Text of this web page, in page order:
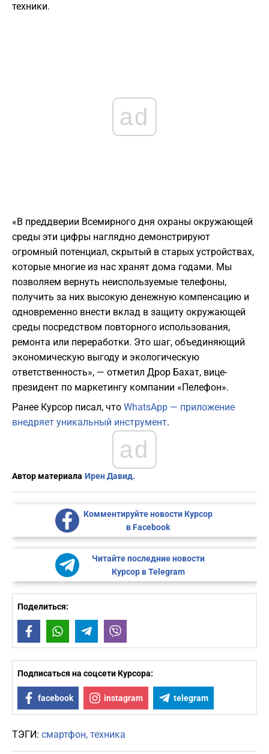
техники.
ad
«В преддверии Всемирного дня охраны окружающей
среды эти цифры наглядно демонстрируют
огромный потенциал, скрытый в старых устройствах,
которые многие из нас хранят дома годами. Мы
позволяем вернуть неиспользуемые телефоны,
получить за них высокую денежную компенсацию и
одновременно внести вклад в защиту окружающей
среды посредством повторного использования,
ремонта или переработки. Это шаг, объединяющий
экономическую выгоду и экологическую
ответственность», — отметил Дрор Бахат, вице-
президент по маркетингу компании «Пелефон».
Ранее Курсор писал, что WhatsApp — приложение
внедряет уникальный инструмент.
ad
Автор материала Ирен Давид.
Комментируйте новости Курсор
в Facebook
Читайте последние новости
Курсор в Telegram
Поделиться:
FacebookWhatsAppTelegram
Подписаться на соцсети Курсора:
facebook instagram telegram
ТЭГИ: смартфон техника